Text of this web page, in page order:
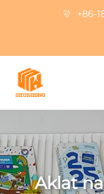
+86-
Aklat